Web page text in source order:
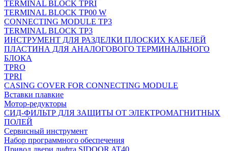
TERMINAL BLOCK TPRI
TERMINAL BLOCK TP00 W
CONNECTING MODULE TP3
TERMINAL BLOCK TP3
ИНСТРУМЕНТ ДЛЯ РАЗДЕЛКИ ПЛОСКИХ КАБЕЛЕЙ
ПЛАСТИНА ДЛЯ АНАЛОГОВОГО ТЕРМИНАЛЬНОГО
БЛОКА
TPRO
TPRI
CASING COVER FOR CONNECTING MODULE
Вставки плавкие
Мотор-редукторы
СИД-ФИЛЬТР ДЛЯ ЗАЩИТЫ ОТ ЭЛЕКТРОМАГНИТНЫХ
ПОЛЕЙ
Сервисный инструмент
Набор программного обеспечения
Привод двери лифта SIDOOR AT40